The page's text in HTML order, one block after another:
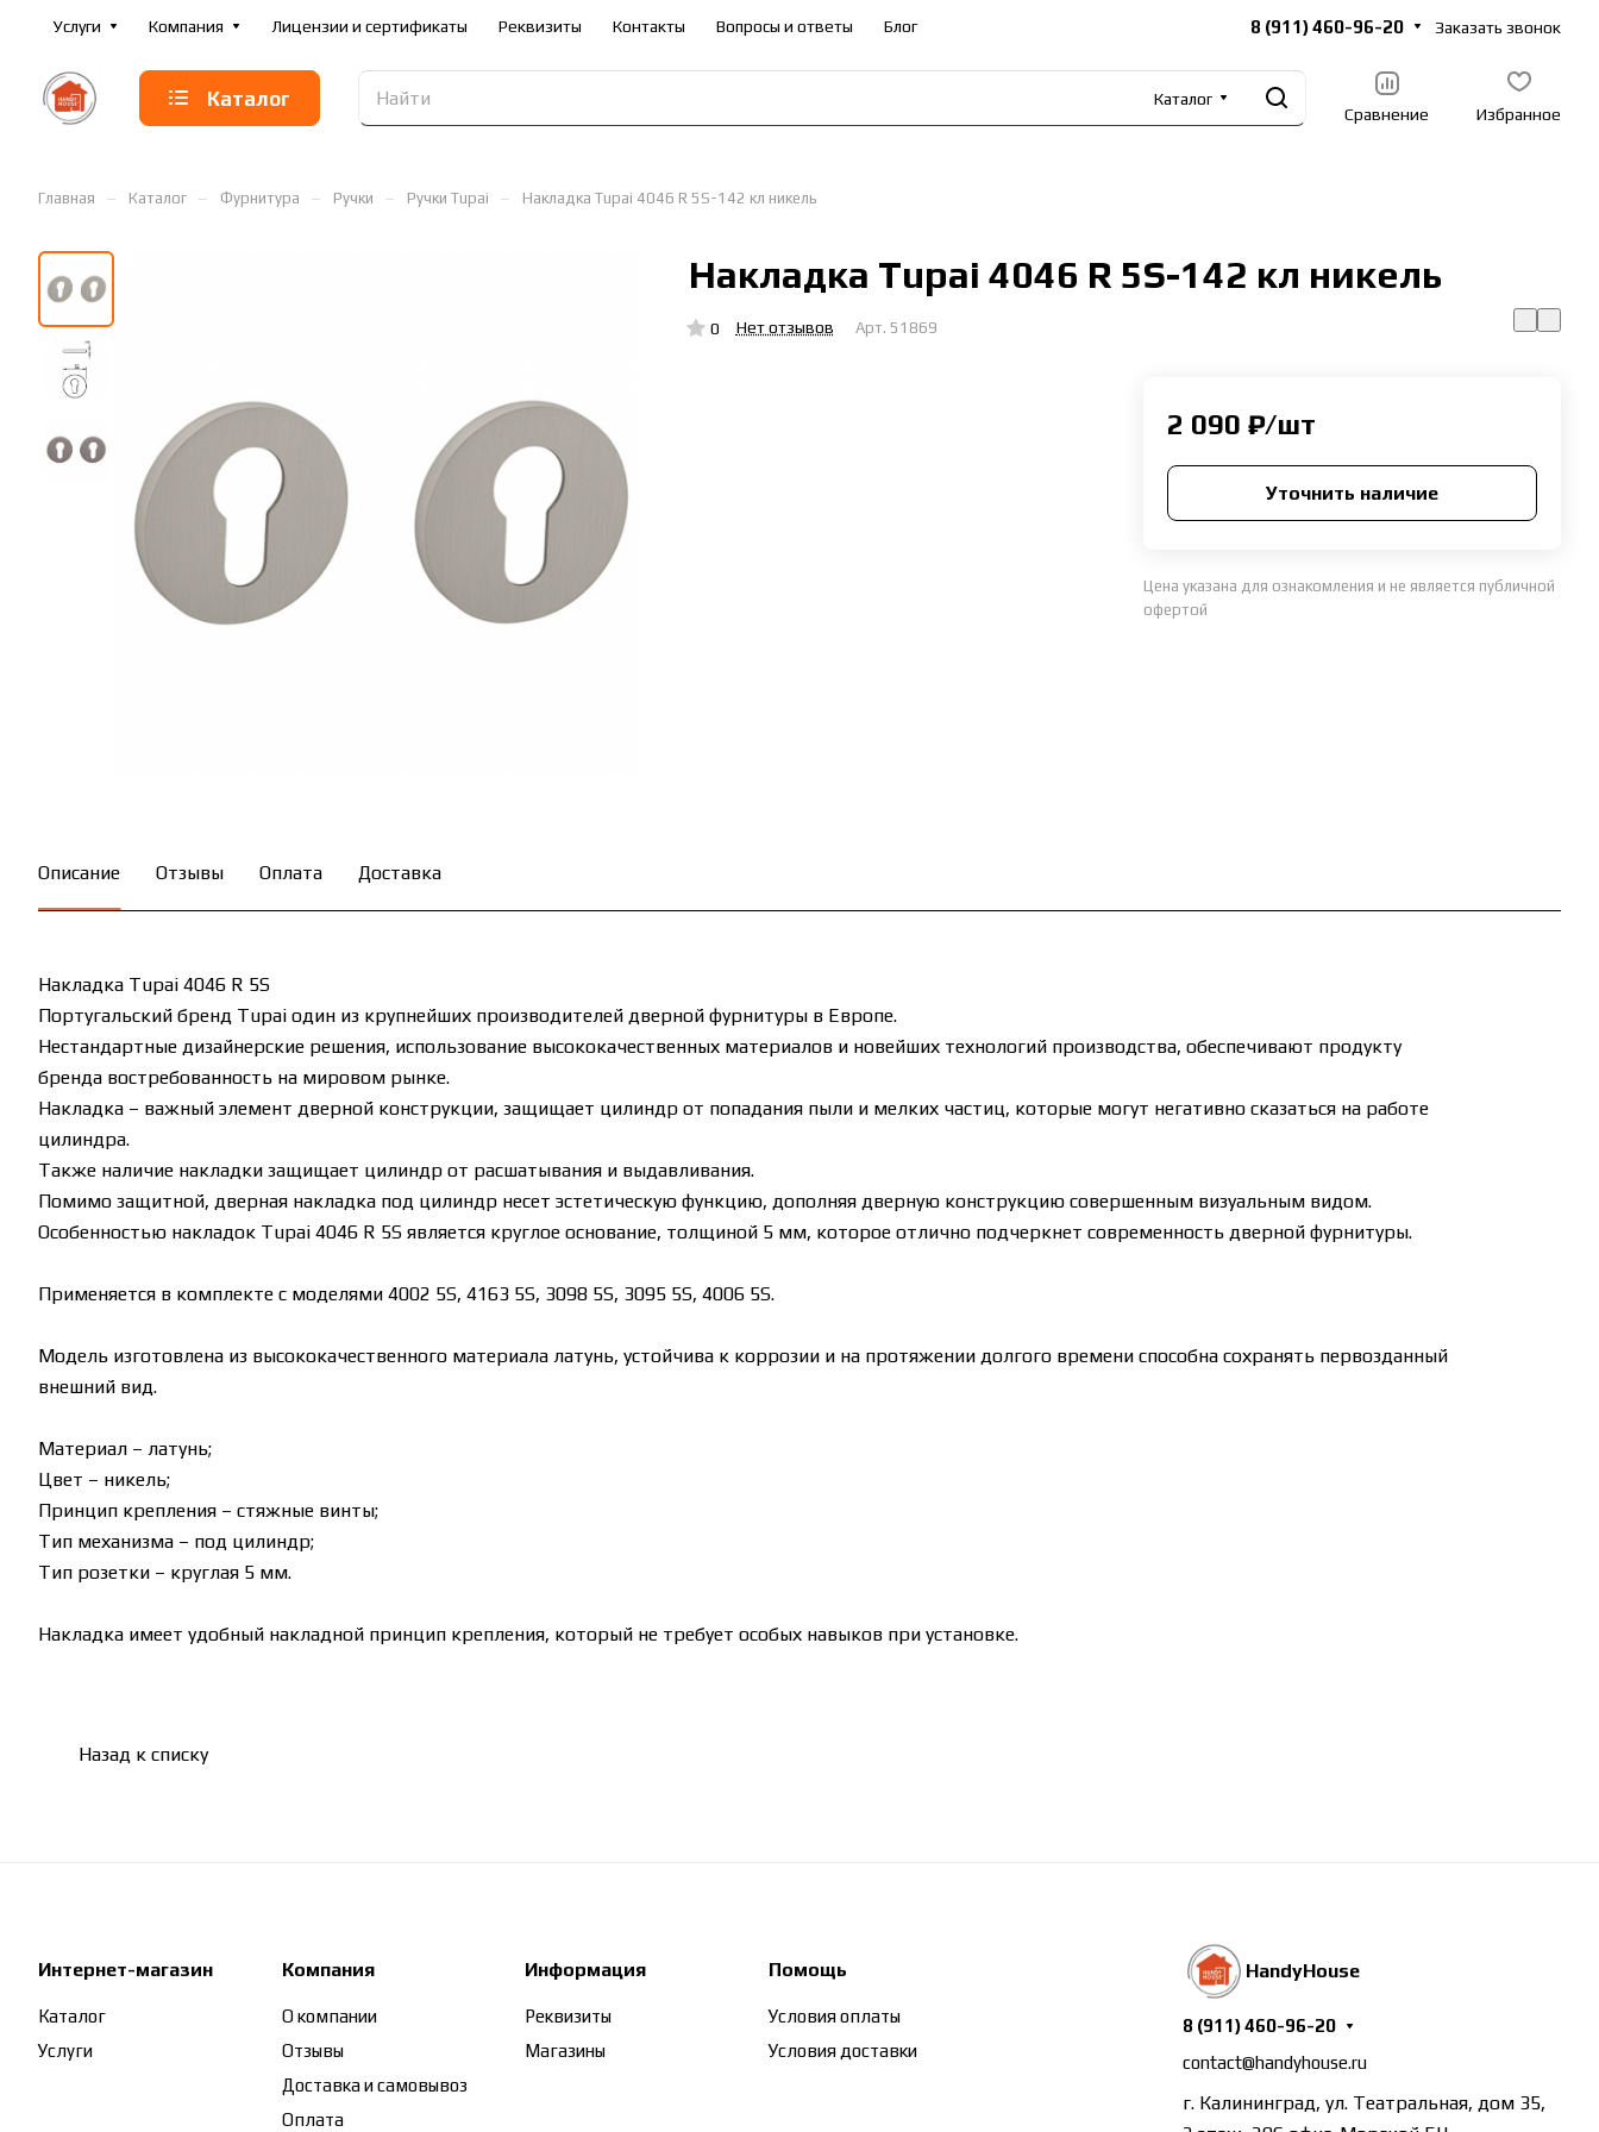
Услуги Компания Лицензии и сертификаты Реквизиты Контакты Вопросы и ответы Блог 8 (911) 460-96-20 Заказать звонок
Каталог
Каталог
Сравнение
Избранное
Главная – Каталог – Фурнитура – Ручки – Ручки Tupai – Накладка Tupai 4046 R 5S-142 кл никель
Накладка Tupai 4046 R 5S-142 кл никель
0 Нет отзывов Арт. 51869
2 090 ₽/шт
Уточнить наличие
Цена указана для ознакомления и не является публичной
офертой
Описание Отзывы Оплата Доставка
Накладка Tupai 4046 R 5S
Португальский бренд Tupai один из крупнейших производителей дверной фурнитуры в Европе.
Нестандартные дизайнерские решения, использование высококачественных материалов и новейших технологий производства, обеспечивают продукту
бренда востребованность на мировом рынке.
Накладка – важный элемент дверной конструкции, защищает цилиндр от попадания пыли и мелких частиц, которые могут негативно сказаться на работе
цилиндра.
Также наличие накладки защищает цилиндр от расшатывания и выдавливания.
Помимо защитной, дверная накладка под цилиндр несет эстетическую функцию, дополняя дверную конструкцию совершенным визуальным видом.
Особенностью накладок Tupai 4046 R 5S является круглое основание, толщиной 5 мм, которое отлично подчеркнет современность дверной фурнитуры.
Применяется в комплекте с моделями 4002 5S, 4163 5S, 3098 5S, 3095 5S, 4006 5S.
Модель изготовлена из высококачественного материала латунь, устойчива к коррозии и на протяжении долгого времени способна сохранять первозданный
внешний вид.
Материал – латунь;
Цвет – никель;
Принцип крепления – стяжные винты;
Тип механизма – под цилиндр;
Тип розетки – круглая 5 мм.
Накладка имеет удобный накладной принцип крепления, который не требует особых навыков при установке.
Назад к списку
Интернет-магазин
Каталог
Услуги
Компания
О компании
Отзывы
Доставка и самовывоз
Оплата
Информация
Реквизиты
Магазины
Помощь
Условия оплаты
Условия доставки
HandyHouse
8 (911) 460-96-20
contact@handyhouse.ru
г. Калининград, ул. Театральная, дом 35,